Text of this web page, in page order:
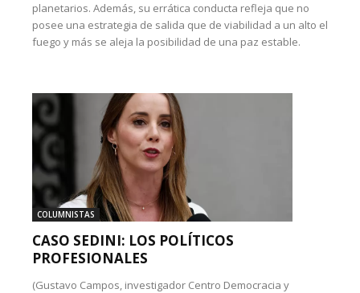
planetarios. Además, su errática conducta refleja que no
posee una estrategia de salida que de viabilidad a un alto el
fuego y más se aleja la posibilidad de una paz estable.
COLUMNISTAS
CASO SEDINI: LOS POLÍTICOS
PROFESIONALES
(Gustavo Campos, investigador Centro Democracia y